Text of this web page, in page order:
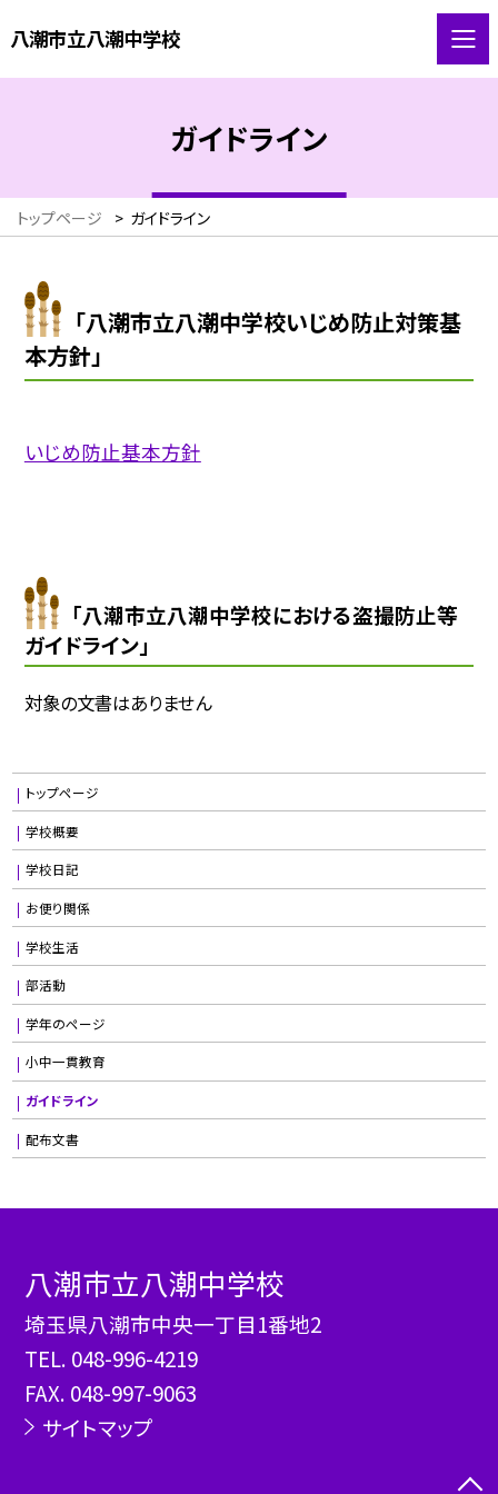
八潮市立八潮中学校
ガイドライン
トップページ > ガイドライン
「八潮市立八潮中学校いじめ防止対策基
本方針」
いじめ防止基本方針
「八潮市立八潮中学校における盗撮防止等
ガイドライン」
対象の文書はありません
トップページ
学校概要
学校日記
お便り関係
学校生活
部活動
学年のページ
小中一貫教育
ガイドライン
配布文書
八潮市立八潮中学校
埼玉県八潮市中央一丁目1番地2
TEL. 048-996-4219
FAX. 048-997-9063
サイトマップ